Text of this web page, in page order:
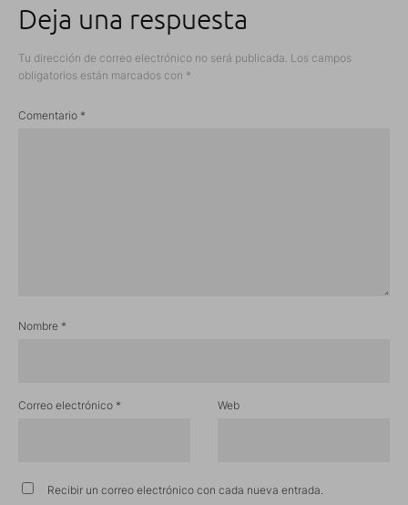
Deja una respuesta
Tu dirección de correo electrónico no será publicada. Los campos
obligatorios están marcados con *
Comentario *
Nombre *
Correo electrónico * Web
Recibir un correo electrónico con cada nueva entrada.